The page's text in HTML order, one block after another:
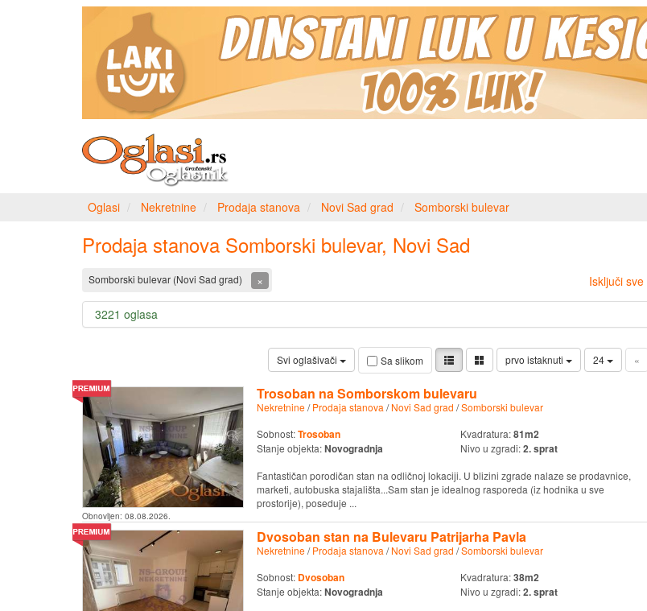
Oglasi Nekretnine Prodaja stanova Novi Sad grad Somborski bulevar
Prodaja stanova Somborski bulevar, Novi Sad
Somborski bulevar (Novi Sad grad) × Isključi sve
3221 oglasa
Svi oglašivači Sa slikom prvo istaknuti 24 «
Obnovljen: 08.08.2026.
Trosoban na Somborskom bulevaru
Nekretnine/Prodaja stanova /Novi Sad grad /Somborski bulevar
Sobnost:Trosoban Kvadratura:81m2
Stanje objekta:Novogradnja Nivo u zgradi:2. sprat
Fantastičan porodičan stan na odličnoj lokaciji. U blizini zgrade nalaze se prodavnice,
marketi, autobuska stajališta...Sam stan je idealnog rasporeda (iz hodnika u sve
prostorije), poseduje ...
Dvosoban stan na Bulevaru Patrijarha Pavla
Nekretnine/Prodaja stanova /Novi Sad grad /Somborski bulevar
Sobnost: Dvosoban Kvadratura:38m2
Stanje objekta:Novogradnja Nivo u zgradi:2. sprat